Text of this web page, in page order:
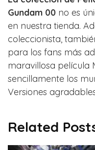
Gundam 00 no es
en nuestra tienda.
coleccionista,
para los fans más
maravillosa película
sencillamente los
Versiones
Related